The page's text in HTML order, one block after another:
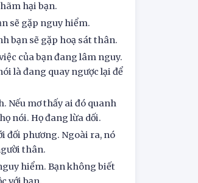
hại bạn.
sẽ gặp nguy hiểm.
bạn sẽ gặp hoạ sát thân.
của bạn đang lâm nguy.
là đang quay ngược lại để
Nếu mơ thấy ai đó quanh
nói. Họ đang lừa dối.
đối phương. Ngoài ra, nó
thân.
hiểm. Bạn không biết